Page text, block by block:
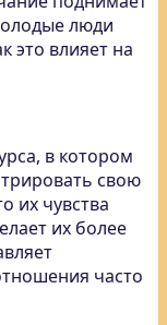
люди
это влияет на
в котором
свою
их чувства
их более
часто